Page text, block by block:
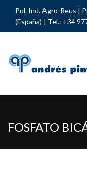
Pol. Ind. Agro-Reus |
(España) | Tel.: +34
FOSFATO